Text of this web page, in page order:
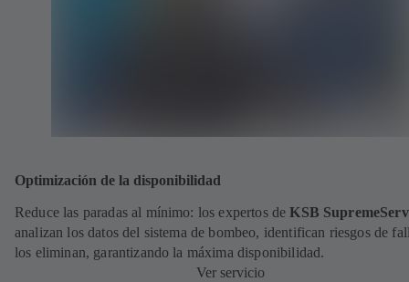
Optimización de la disponibilidad
Reduce las paradas al mínimo: los expertos deKSB SupremeServ
analizan los datos del sistema de bombeo, identifican riesgos de
los eliminan, garantizando la máxima disponibilidad.
Ver servicio